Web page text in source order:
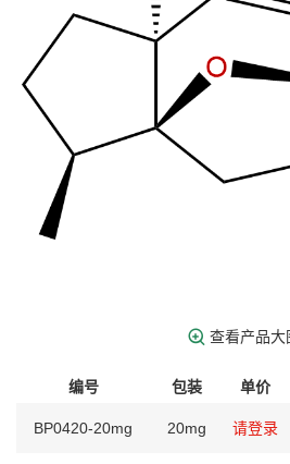
查看产品大
编号 包装 单价
BP0420-20mg 20mg 请登录